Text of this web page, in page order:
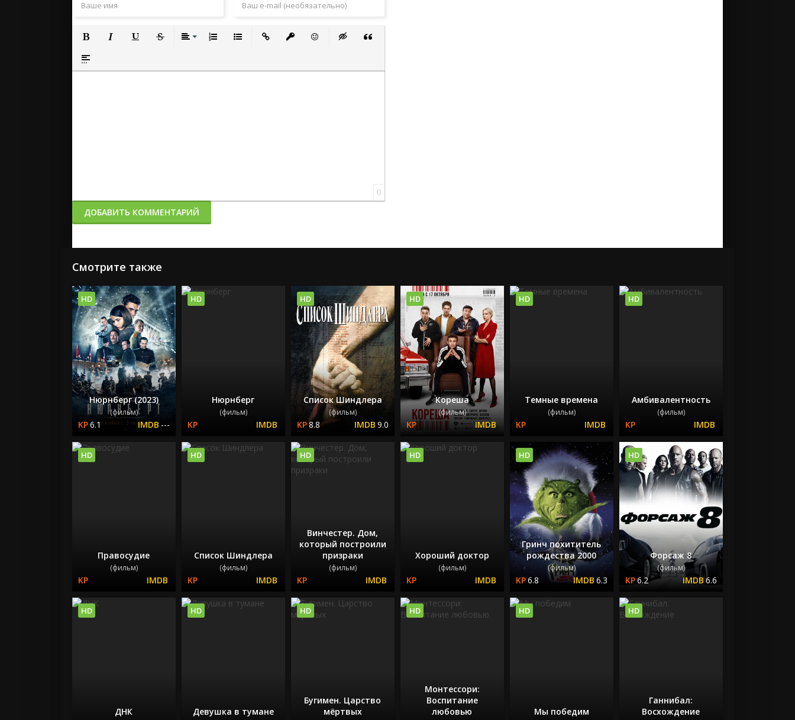
Полужирный
Вставка спойлера
0
ДОБАВИТЬ КОММЕНТАРИЙ
Смотрите также
Нюрнберг (2023)
(фильм)
6.1 ---
HD
Нюрнберг
(фильм)
HD
Список Шиндлера
(фильм)
8.8 9.0
HD
Кореша
(фильм)
HD
Темные времена
(фильм)
HD
Амбивалентность
(фильм)
HD
Правосудие
(фильм)
HD
Список Шиндлера
(фильм)
HD
Винчестер. Дом,
который построили
призраки
(фильм)
HD
Хороший доктор
(фильм)
HD
Гринч похититель
рождества 2000
(фильм)
6.8 6.3
HD
Форсаж 8
(фильм)
6.2 6.6
HD
ДНК
HD
Девушка в тумане
HD
Бугимен. Царство
мёртвых
HD
Монтессори:
Воспитание
любовью
HD
Мы победим
HD
Ганнибал:
Восхождение
HD